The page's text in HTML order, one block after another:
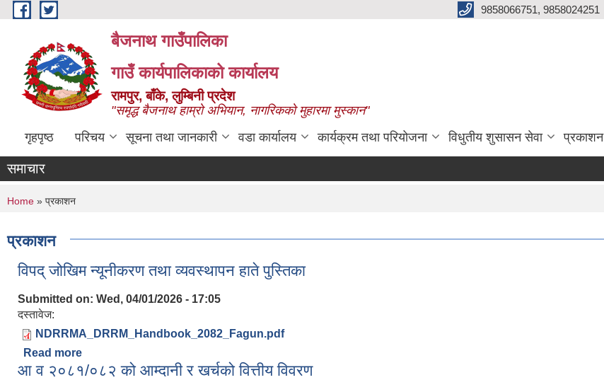
Skip to main content 9858066751, 9858024251
बैजनाथ गाउँपालिका
गाउँ कार्यपालिकाको कार्यालय
रामपुर, बाँके, लुम्बिनी प्रदेश
"समृद्ध बैजनाथ हाम्रो अभियान, नागरिकको मुहारमा मुस्कान"
गृहपृष्ठ परिचय सूचना तथा जानकारी वडा कार्यालय कार्यक्रम तथा परियोजना विधुतीय शुसासन सेवा प्रकाशन
समाचार
You are here
Home » प्रकाशन
प्रकाशन
विपद् जोखिम न्यूनीकरण तथा व्यवस्थापन हाते पुस्तिका
Submitted on: Wed, 04/01/2026 - 17:05
दस्तावेज:
NDRRMA_DRRM_Handbook_2082_Fagun.pdf
Read more
आ व २०८१/०८२ को आम्दानी र खर्चको वित्तीय विवरण